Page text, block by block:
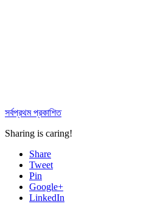
সর্বপ্রথম প্রকাশিত
Sharing is caring!
Share
Tweet
Pin
Google+
LinkedIn